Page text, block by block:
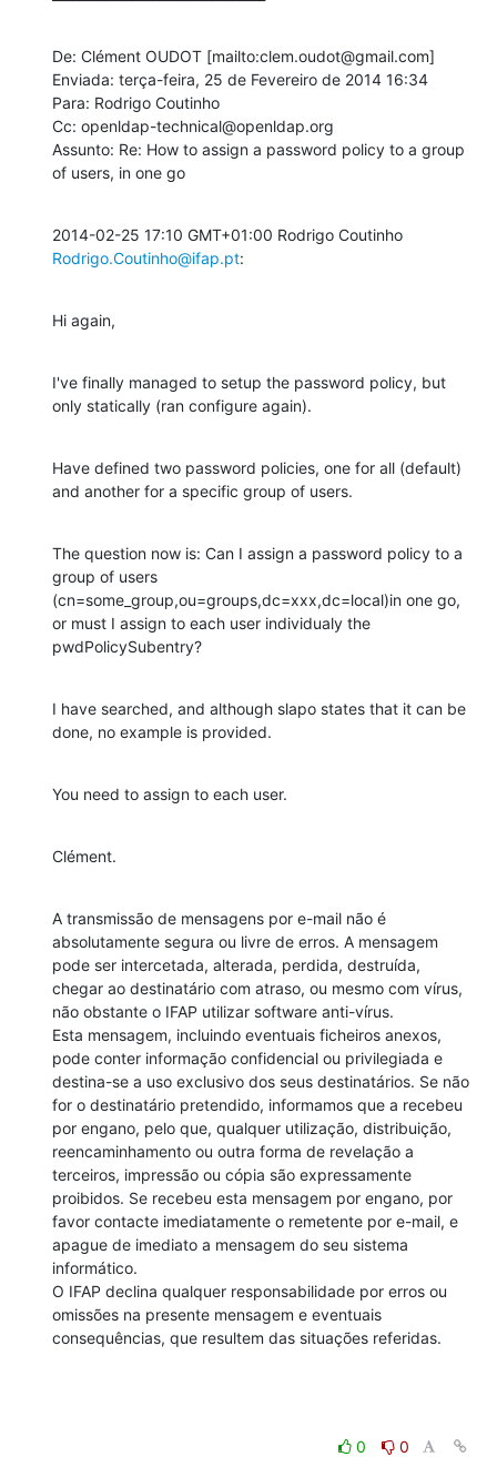
De: Clément OUDOT [mailto:clem.oudot@gmail.com]
Enviada: terça-feira, 25 de Fevereiro de 2014 16:34
Para: Rodrigo Coutinho
Cc: openldap-technical@openldap.org
Assunto: Re: How to assign a password policy to a group
of users, in one go
Rodrigo.Coutinho@ifap.pt:
Hi again,
I've finally managed to setup the password policy, but
only statically (ran configure again).
Have defined two password policies, one for all (default)
and another for a specific group of users.
The question now is: Can I assign a password policy to a
group of users
(cn=some_group,ou=groups,dc=xxx,dc=local)in one go,
or must I assign to each user individualy the
pwdPolicySubentry?
I have searched, and although slapo states that it can be
done, no example is provided.
You need to assign to each user.
Clément.
A transmissão de mensagens por e-mail não é
absolutamente segura ou livre de erros. A mensagem
pode ser intercetada, alterada, perdida, destruída,
chegar ao destinatário com atraso, ou mesmo com vírus,
não obstante o IFAP utilizar software anti-vírus.
Esta mensagem, incluindo eventuais ficheiros anexos,
pode conter informação confidencial ou privilegiada e
destina-se a uso exclusivo dos seus destinatários. Se não
for o destinatário pretendido, informamos que a recebeu
por engano, pelo que, qualquer utilização, distribuição,
reencaminhamento ou outra forma de revelação a
terceiros, impressão ou cópia são expressamente
proibidos. Se recebeu esta mensagem por engano, por
favor contacte imediatamente o remetente por e-mail, e
apague de imediato a mensagem do seu sistema
informático.
O IFAP declina qualquer responsabilidade por erros ou
omissões na presente mensagem e eventuais
consequências, que resultem das situações referidas.
0 0